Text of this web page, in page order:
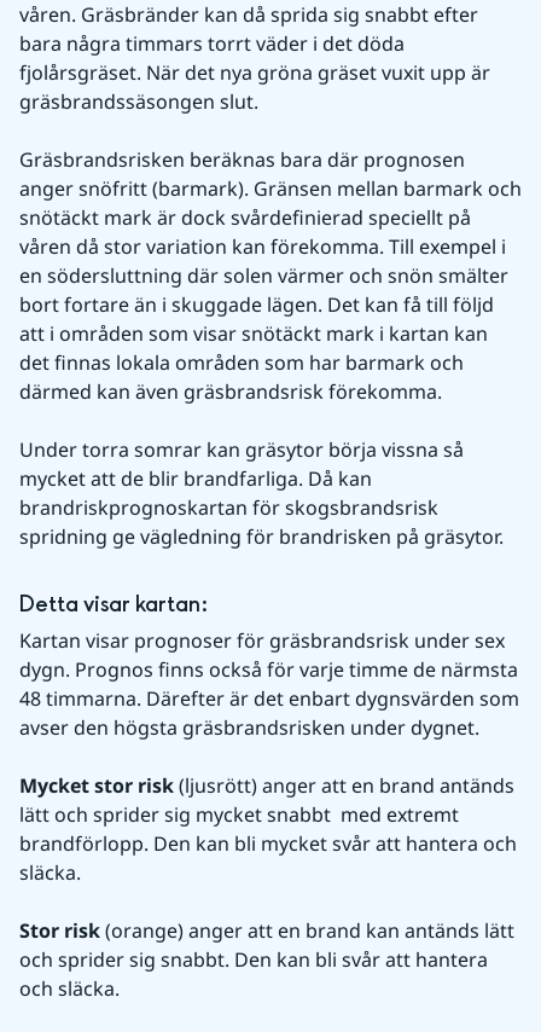
våren. Gräsbränder kan då sprida sig snabbt efter
bara några timmars torrt väder i det döda
fjolårsgräset. När det nya gröna gräset vuxit upp är
gräsbrandssäsongen slut.
Gräsbrandsrisken beräknas bara där prognosen
anger snöfritt (barmark). Gränsen mellan barmark och
snötäckt mark är dock svårdefinierad speciellt på
våren då stor variation kan förekomma. Till exempel i
en södersluttning där solen värmer och snön smälter
bort fortare än i skuggade lägen. Det kan få till följd
att i områden som visar snötäckt mark i kartan kan
det finnas lokala områden som har barmark och
därmed kan även gräsbrandsrisk förekomma.
Under torra somrar kan gräsytor börja vissna så
mycket att de blir brandfarliga. Då kan
brandriskprognoskartan för skogsbrandsrisk
spridning ge vägledning för brandrisken på gräsytor.
Detta visar kartan:
Kartan visar prognoser för gräsbrandsrisk under sex
dygn. Prognos finns också för varje timme de närmsta
48 timmarna. Därefter är det enbart dygnsvärden som
avser den högsta gräsbrandsrisken under dygnet.
Mycket stor risk (ljusrött) anger att en brand antänds
lätt och sprider sig mycket snabbt  med extremt
brandförlopp. Den kan bli mycket svår att hantera och
släcka.
Stor risk (orange) anger att en brand kan antänds lätt
och sprider sig snabbt. Den kan bli svår att hantera
och släcka.